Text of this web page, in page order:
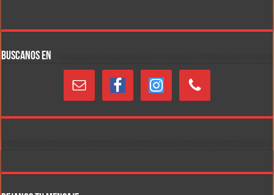
BUSCANOS EN